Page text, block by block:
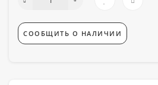
СООБЩИТЬ О НАЛИЧИИ